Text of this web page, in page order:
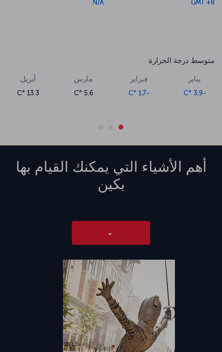
GMT +8
N/A
متوسط درجة الحرارة
يناير
-3.9 °C
فبراير
-1.7 °C
مارس
5.6 °C
أبريل
13.3 °C
أهم الأشياء التي يمكنك القيام بها
بكين